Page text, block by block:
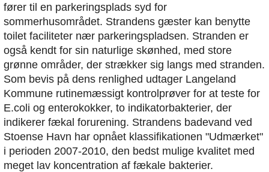
fører til en parkeringsplads syd for
sommerhusområdet. Strandens gæster kan benytte
toilet faciliteter nær parkeringspladsen. Stranden er
også kendt for sin naturlige skønhed, med store
grønne områder, der strækker sig langs med stranden.
Som bevis på dens renlighed udtager Langeland
Kommune rutinemæssigt kontrolprøver for at teste for
E.coli og enterokokker, to indikatorbakterier, der
indikerer fækal forurening. Strandens badevand ved
Stoense Havn har opnået klassifikationen "Udmærket"
i perioden 2007-2010, den bedst mulige kvalitet med
meget lav koncentration af fækale bakterier.